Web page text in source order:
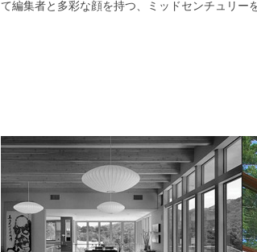
て編集者と多彩な顔を持つ、ミッドセンチュリー